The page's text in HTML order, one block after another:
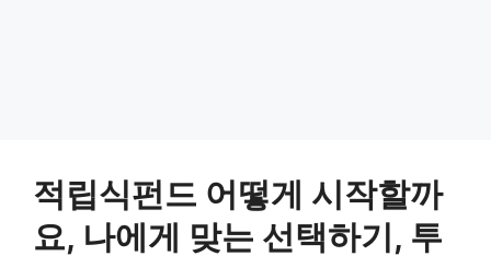
적립식펀드 어떻게 시작할까
요, 나에게 맞는 선택하기, 투